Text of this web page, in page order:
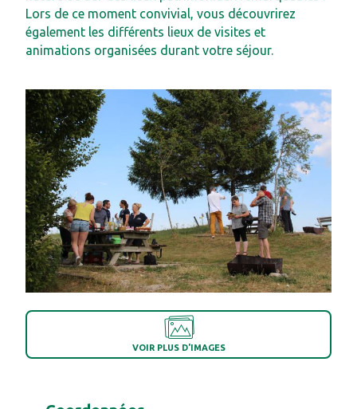
Lors de ce moment convivial, vous découvrirez
également les différents lieux de visites et
animations organisées durant votre séjour.
VOIR PLUS D'IMAGES